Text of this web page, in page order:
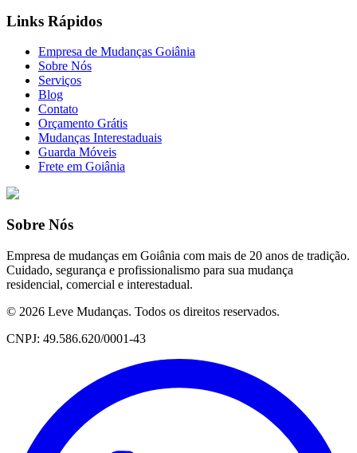
Links Rápidos
Empresa de Mudanças Goiânia
Sobre Nós
Serviços
Blog
Contato
Orçamento Grátis
Mudanças Interestaduais
Guarda Móveis
Frete em Goiânia
Sobre Nós
Empresa de mudanças em Goiânia com mais de 20 anos de tradição.
Cuidado, segurança e profissionalismo para sua mudança
residencial, comercial e interestadual.
© 2026 Leve Mudanças. Todos os direitos reservados.
CNPJ: 49.586.620/0001-43